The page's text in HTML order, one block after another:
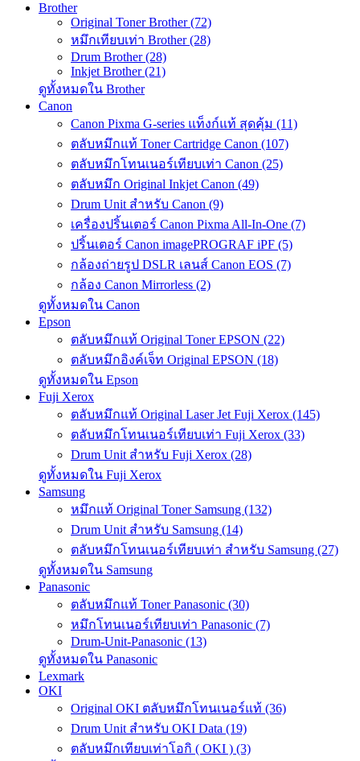
Brother
Original Toner Brother (72)
หมึกเทียบเท่า Brother (28)
Drum Brother (28)
Inkjet Brother (21)
ดูทั้งหมดใน Brother
Canon
Canon Pixma G-series แท็งก์แท้ สุดคุ้ม (11)
ตลับหมึกแท้ Toner Cartridge Canon (107)
ตลับหมึกโทนเนอร์เทียบเท่า Canon (25)
ตลับหมึก Original Inkjet Canon (49)
Drum Unit สำหรับ Canon (9)
เครื่องปริ้นเตอร์ Canon Pixma All-In-One (7)
ปริ้นเตอร์ Canon imagePROGRAF iPF (5)
กล้องถ่ายรูป DSLR เลนส์ Canon EOS (7)
กล้อง Canon Mirrorless (2)
ดูทั้งหมดใน Canon
Epson
ตลับหมึกแท้ Original Toner EPSON (22)
ตลับหมึกอิงค์เจ็ท Original EPSON (18)
ดูทั้งหมดใน Epson
Fuji Xerox
ตลับหมึกแท้ Original Laser Jet Fuji Xerox (145)
ตลับหมึกโทนเนอร์เทียบเท่า Fuji Xerox (33)
Drum Unit สำหรับ Fuji Xerox (28)
ดูทั้งหมดใน Fuji Xerox
Samsung
หมึกแท้ Original Toner Samsung (132)
Drum Unit สำหรับ Samsung (14)
ตลับหมึกโทนเนอร์เทียบเท่า สำหรับ Samsung (27)
ดูทั้งหมดใน Samsung
Panasonic
ตลับหมึกแท้ Toner Panasonic (30)
หมึกโทนเนอร์เทียบเท่า Panasonic (7)
Drum-Unit-Panasonic (13)
ดูทั้งหมดใน Panasonic
Lexmark
OKI
Original OKI ตลับหมึกโทนเนอร์แท้ (36)
Drum Unit สำหรับ OKI Data (19)
ตลับหมึกเทียบเท่าโอกิ ( OKI ) (3)